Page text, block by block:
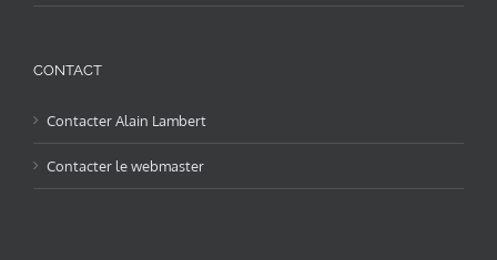
CONTACT
Contacter Alain Lambert
Contacter le webmaster